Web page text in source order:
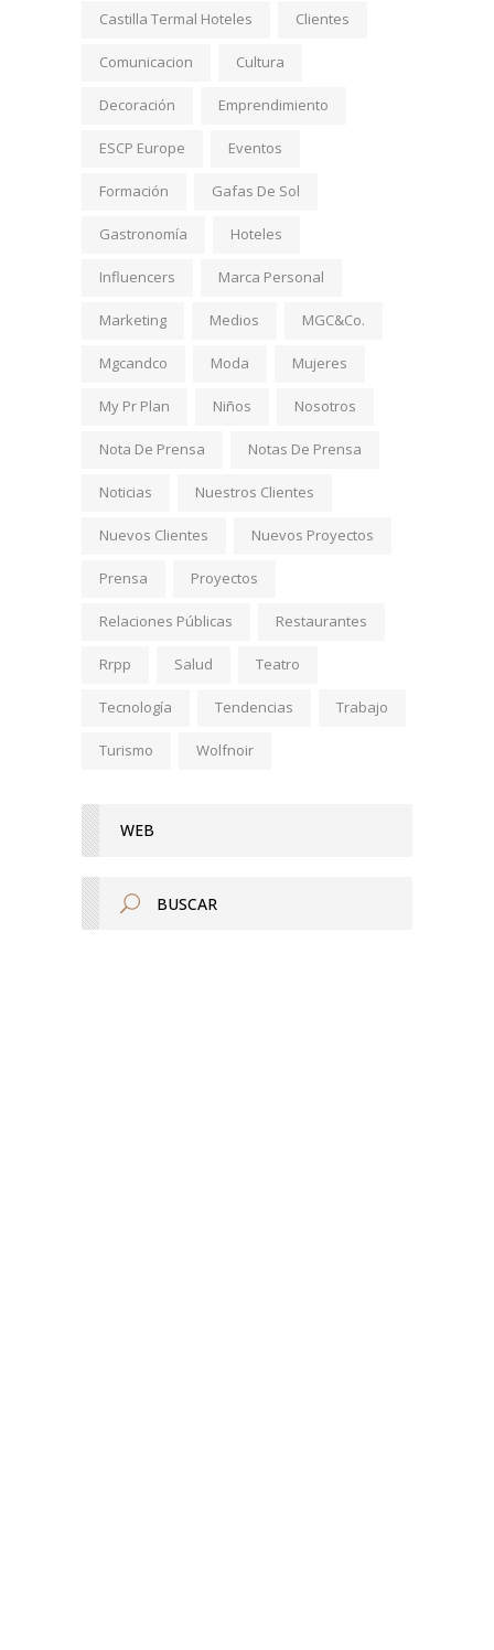
Castilla Termal Hoteles Clientes
Comunicacion Cultura
Decoración Emprendimiento
ESCP Europe Eventos
Formación Gafas De Sol
Gastronomía Hoteles
Influencers Marca Personal
Marketing Medios MGC&Co.
Mgcandco Moda Mujeres
My Pr Plan Niños Nosotros
Nota De Prensa Notas De Prensa
Noticias Nuestros Clientes
Nuevos Clientes Nuevos Proyectos
Prensa Proyectos
Relaciones Públicas Restaurantes
Rrpp Salud Teatro
Tecnología Tendencias Trabajo
Turismo Wolfnoir
WEB